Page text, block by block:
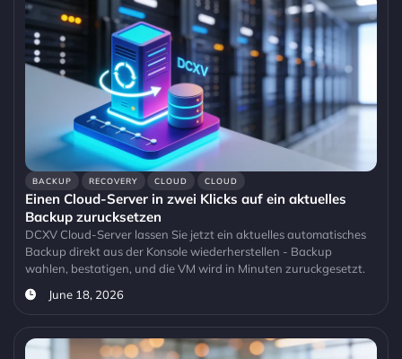
BACKUP RECOVERY CLOUD CLOUD
Einen Cloud-Server in zwei Klicks auf ein aktuelles
Backup zurucksetzen
DCXV Cloud-Server lassen Sie jetzt ein aktuelles automatisches
Backup direkt aus der Konsole wiederherstellen - Backup
wahlen, bestatigen, und die VM wird in Minuten zuruckgesetzt.
June 18, 2026